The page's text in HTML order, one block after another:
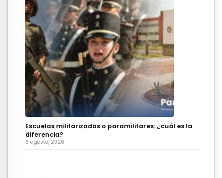
Escuelas militarizadas o paramilitares: ¿cuál es la
diferencia?
6 agosto, 2026